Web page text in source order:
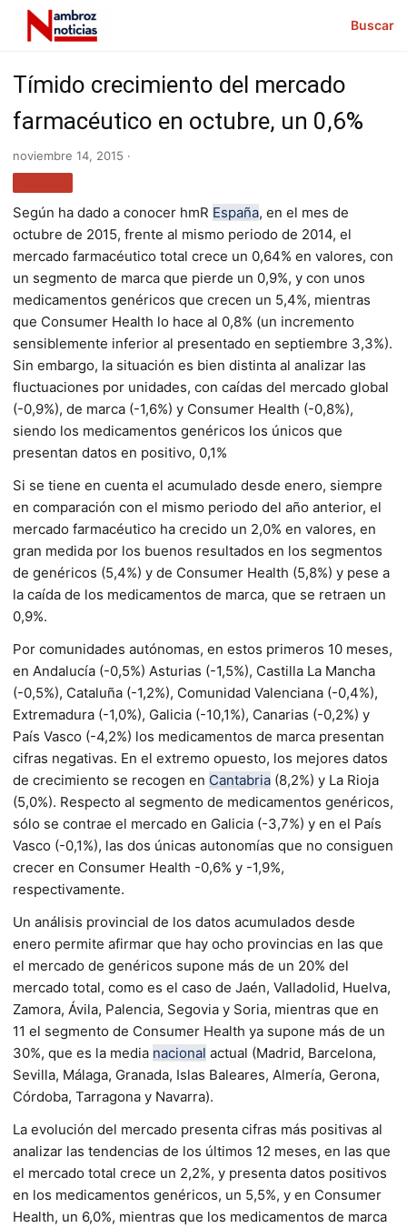
Buscar
Tímido crecimiento del mercado
farmacéutico en octubre, un 0,6%
noviembre 14, 2015 ·
Según ha dado a conocer hmR España, en el mes de
octubre de 2015, frente al mismo periodo de 2014, el
mercado farmacéutico total crece un 0,64% en valores, con
un segmento de marca que pierde un 0,9%, y con unos
medicamentos genéricos que crecen un 5,4%, mientras
que Consumer Health lo hace al 0,8% (un incremento
sensiblemente inferior al presentado en septiembre 3,3%).
Sin embargo, la situación es bien distinta al analizar las
fluctuaciones por unidades, con caídas del mercado global
(-0,9%), de marca (-1,6%) y Consumer Health (-0,8%),
siendo los medicamentos genéricos los únicos que
presentan datos en positivo, 0,1%
Si se tiene en cuenta el acumulado desde enero, siempre
en comparación con el mismo periodo del año anterior, el
mercado farmacéutico ha crecido un 2,0% en valores, en
gran medida por los buenos resultados en los segmentos
de genéricos (5,4%) y de Consumer Health (5,8%) y pese a
la caída de los medicamentos de marca, que se retraen un
0,9%.
Por comunidades autónomas, en estos primeros 10 meses,
en Andalucía (-0,5%) Asturias (-1,5%), Castilla La Mancha
(-0,5%), Cataluña (-1,2%), Comunidad Valenciana (-0,4%),
Extremadura (-1,0%), Galicia (-10,1%), Canarias (-0,2%) y
País Vasco (-4,2%) los medicamentos de marca presentan
cifras negativas. En el extremo opuesto, los mejores datos
de crecimiento se recogen en Cantabria (8,2%) y La Rioja
(5,0%). Respecto al segmento de medicamentos genéricos,
sólo se contrae el mercado en Galicia (-3,7%) y en el País
Vasco (-0,1%), las dos únicas autonomías que no consiguen
crecer en Consumer Health -0,6% y -1,9%,
respectivamente.
Un análisis provincial de los datos acumulados desde
enero permite afirmar que hay ocho provincias en las que
el mercado de genéricos supone más de un 20% del
mercado total, como es el caso de Jaén, Valladolid, Huelva,
Zamora, Ávila, Palencia, Segovia y Soria, mientras que en
11 el segmento de Consumer Health ya supone más de un
30%, que es la media nacional actual (Madrid, Barcelona,
Sevilla, Málaga, Granada, Islas Baleares, Almería, Gerona,
Córdoba, Tarragona y Navarra).
La evolución del mercado presenta cifras más positivas al
analizar las tendencias de los últimos 12 meses, en las que
el mercado total crece un 2,2%, y presenta datos positivos
en los medicamentos genéricos, un 5,5%, y en Consumer
Health, un 6,0%, mientras que los medicamentos de marca